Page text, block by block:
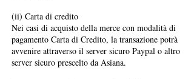
(ii) Carta di credito
Nei casi di acquisto della merce con modalità di
pagamento Carta di Credito, la transazione potrà
avvenire attraverso il server sicuro Paypal o altro
server sicuro prescelto da Asiana.